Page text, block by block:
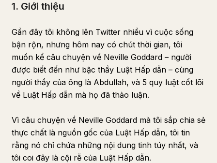
1. Giới thiệu
Gần đây tôi không lên Twitter nhiều vì cuộc sống
bận rộn, nhưng hôm nay có chút thời gian, tôi
muốn kể câu chuyện về Neville Goddard – người
được biết đến như bậc thầy Luật Hấp dẫn – cùng
người thầy của ông là Abdullah, và 5 quy luật cốt lõi
về Luật Hấp dẫn mà họ đã thảo luận.
Vì câu chuyện về Neville Goddard mà tôi sắp chia sẻ
thực chất là nguồn gốc của Luật Hấp dẫn, tôi tin
rằng nó chỉ chứa những nội dung tinh túy nhất, và
tôi coi đây là cội rễ của Luật Hấp dẫn.